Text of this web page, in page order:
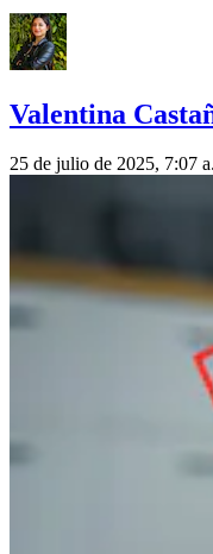
Valentina
25 de julio de 2025, 7:07